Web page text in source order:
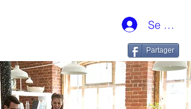
Se
Partager